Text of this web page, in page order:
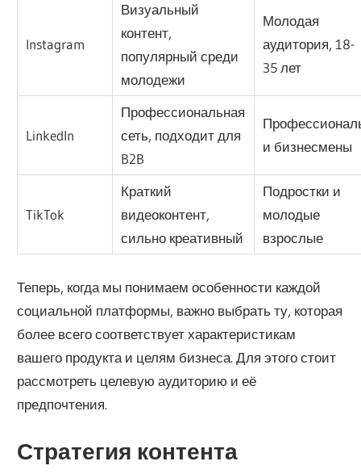
Instagram
Визуальный
контент,
популярный среди
молодежи
Молодая
аудитория, 18-
35 лет
LinkedIn
Профессиональная
сеть, подходит для
B2B
и бизнесмены
TikTok
Краткий
видеоконтент,
сильно креативный
Подростки и
молодые
взрослые
Теперь, когда мы понимаем особенности каждой
социальной платформы, важно выбрать ту, которая
более всего соответствует характеристикам
вашего продукта и целям бизнеса. Для этого стоит
рассмотреть целевую аудиторию и её
предпочтения.
Стратегия контента